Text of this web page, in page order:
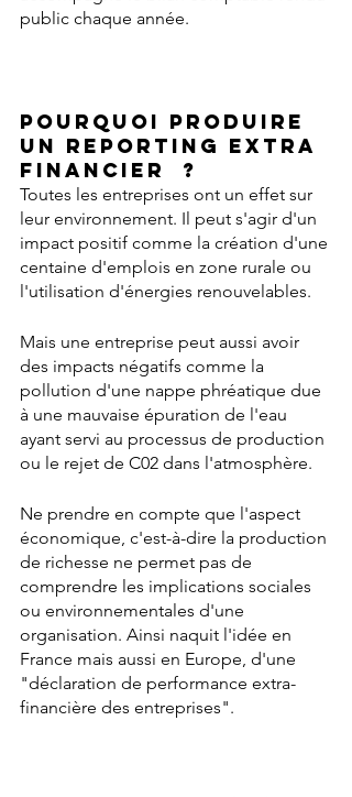
public chaque année.
Pourquoi produire
un reporting extra
financier  ?
Toutes les entreprises ont un effet sur
leur environnement. Il peut s'agir d'un
impact positif comme la création d'une
centaine d'emplois en zone rurale ou
l'utilisation d'énergies renouvelables.
Mais une entreprise peut aussi avoir
des impacts négatifs comme la
pollution d'une nappe phréatique due
à une mauvaise épuration de l'eau
ayant servi au processus de production
ou le rejet de C02 dans l'atmosphère.
Ne prendre en compte que l'aspect
économique, c'est-à-dire la production
de richesse ne permet pas de
comprendre les implications sociales
ou environnementales d'une
organisation. Ainsi naquit l'idée en
France mais aussi en Europe, d'une
"déclaration de performance extra-
financière des entreprises".